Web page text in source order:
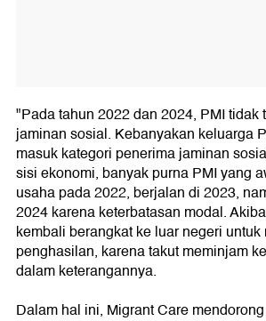
"Pada tahun 2022 dan 2024, PMI tidak
jaminan sosial. Kebanyakan keluarga
masuk kategori penerima jaminan
sisi ekonomi, banyak purna PMI yang
usaha pada 2022, berjalan di 2023,
2024 karena keterbatasan modal.
kembali berangkat ke luar negeri untuk
penghasilan, karena takut meminjam
dalam keterangannya.
Dalam hal ini, Migrant Care